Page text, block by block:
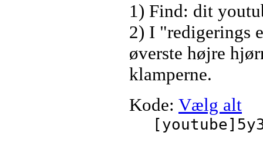
1) Find: dit
2) I "redigerings
øverste højre
klamperne.
Kode: Vælg alt